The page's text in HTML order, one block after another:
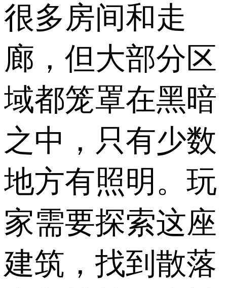
很多房间和走
廊，但大部分区
域都笼罩在黑暗
之中，只有少数
地方有照明。玩
家需要探索这座
建筑，找到散落